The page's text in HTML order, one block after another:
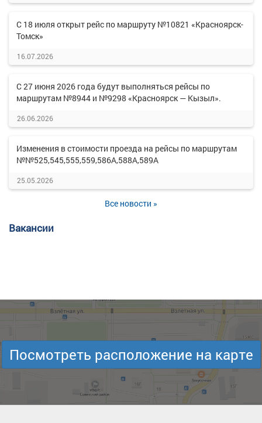
С 18 июля открыт рейс по маршруту №10821 «Красноярск-
Томск»
16.07.2026
С 27 июня 2026 года будут выполняться рейсы по
маршрутам №8944 и №9298 «Красноярск — Кызыл».
26.06.2026
Изменения в стоимости проезда на рейсы по маршрутам
№№525,545,555,559,586А,588А,589А
25.05.2026
Все новости »
Вакансии
Посмотреть расположение на карте